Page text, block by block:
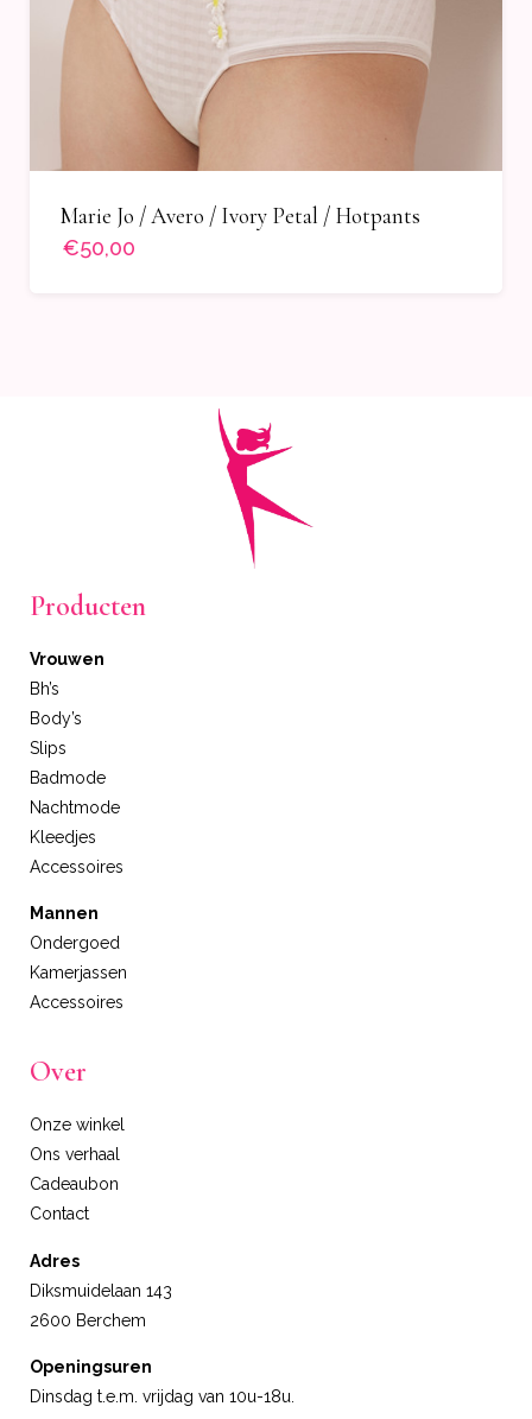
Marie Jo / Avero / Ivory Petal / Hotpants
€50,00
Producten
Vrouwen
Bh’s
Body’s
Slips
Badmode
Nachtmode
Kleedjes
Accessoires
Mannen
Ondergoed
Kamerjassen
Accessoires
Over
Onze winkel
Ons verhaal
Cadeaubon
Contact
Adres
Diksmuidelaan 143
2600 Berchem
Openingsuren
Dinsdag t.e.m. vrijdag van 10u-18u.